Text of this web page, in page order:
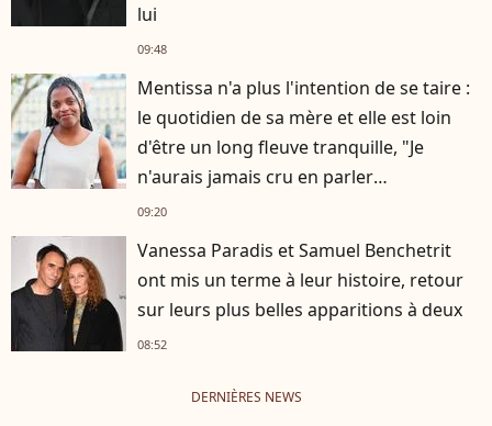
lui
09:48
Mentissa n'a plus l'intention de se taire :
le quotidien de sa mère et elle est loin
d'être un long fleuve tranquille, "Je
n'aurais jamais cru en parler
publiquement"
09:20
Vanessa Paradis et Samuel Benchetrit
ont mis un terme à leur histoire, retour
sur leurs plus belles apparitions à deux
08:52
DERNIÈRES NEWS